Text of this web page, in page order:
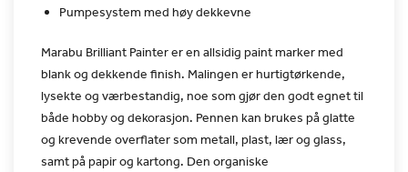
Pumpesystem med høy dekkevne
Marabu Brilliant Painter er en allsidig paint marker med
blankog dekkende finish. Malingen er hurtigtørkende,
lysekte og værbestandig, noe som gjør den godt egnet til
både hobby og dekorasjon. Pennen kan brukes på glatte
og krevende overflater som metall, plast, lær og glass,
samt på papir og kartong. Den organiske